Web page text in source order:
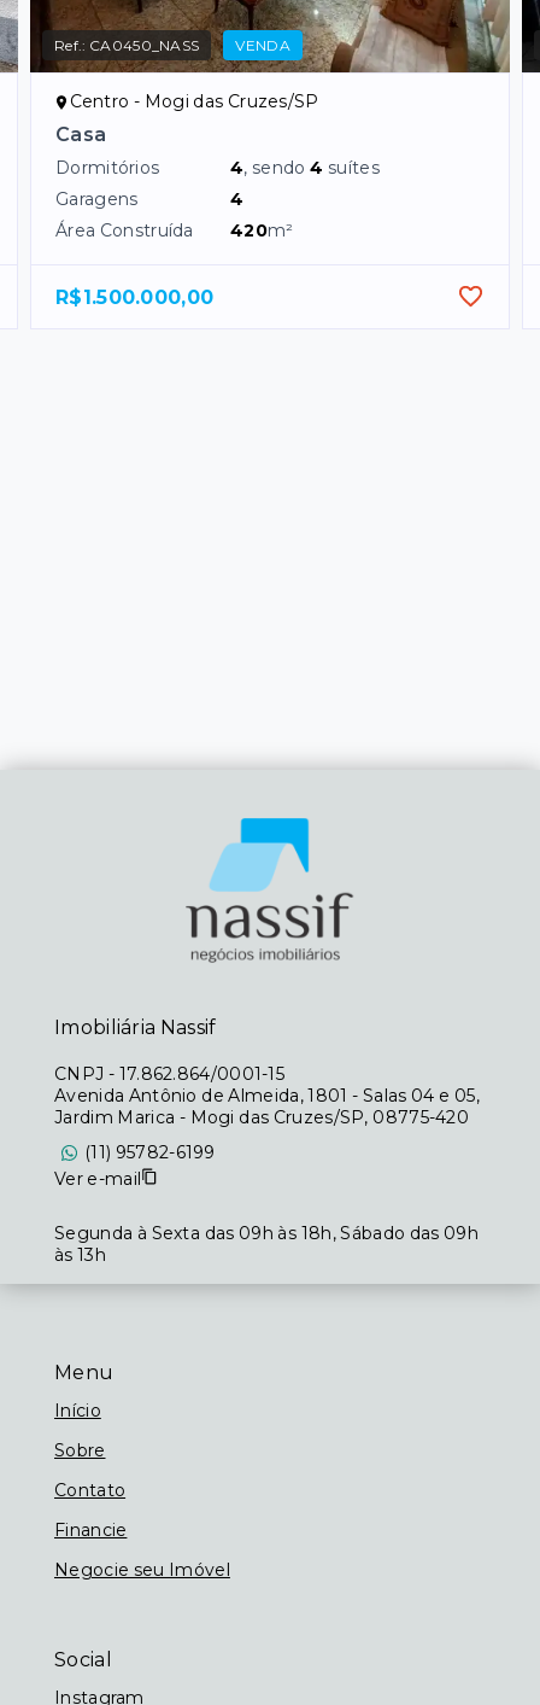
Ref.: CA0450_NASS VENDA
Centro - Mogi das Cruzes/SP
Casa
Dormitórios 4, sendo4 suítes
Garagens
4
Área Construída
420m²
R$1.500.000,00
Menu
Início
Sobre
Contato
Financie
Negocie seu Imóvel
Social
Instagram
Imobiliária Nassif
CNPJ - 17.862.864/0001-15
Avenida Antônio de Almeida, 1801 - Salas 04 e 05,
Jardim Marica - Mogi das Cruzes/SP, 08775-420
(11) 95782-6199
Ver e-mail
Segunda à Sexta das 09h às 18h, Sábado das 09h
às 13h